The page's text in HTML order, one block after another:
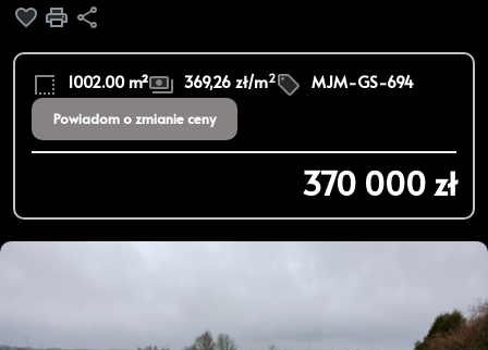
Dodaj do ulubionych
Drukuj
1002.00 m² 369,26 zł/m2 MJM-GS-694
Powiadom o zmianie ceny
370 000 zł